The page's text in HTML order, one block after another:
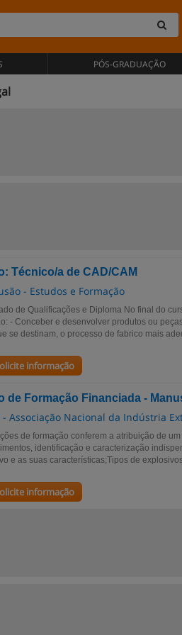
PÓS-GRADUAÇÃO
Técnico/a de CAD/CAM
- Estudos e Formação
de Qualificações e Diploma No final do
- Conceber e desenvolver produtos ou
se destinam, o processo de fabrico mais
informação
de Formação Financiada -
- Associação Nacional da Indústria
de formação conferem a atribuição de
identificação e caracterização
e as suas características;Tipos de
informação